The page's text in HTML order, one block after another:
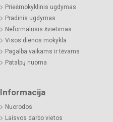
Priešmokyklinis ugdymas
Pradinis ugdymas
Neformalusis švietimas
Visos dienos mokykla
Pagalba vaikams ir tėvams
Patalpų nuoma
Informacija
Nuorodos
Laisvos darbo vietos